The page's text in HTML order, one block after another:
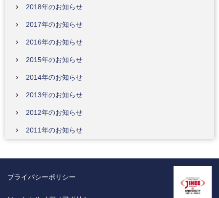
2018年のお知らせ
2017年のお知らせ
2016年のお知らせ
2015年のお知らせ
2014年のお知らせ
2013年のお知らせ
2012年のお知らせ
2011年のお知らせ
プライバシーポリシー